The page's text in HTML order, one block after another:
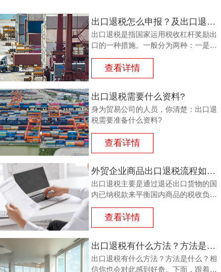
出口退税怎么申报？及出口退税怎么进行填写增值税申报表?
出口退税是指国家运用税收杠杆奖励出
口的一种措施。一般分为两种：一是退
或半成品，加工制成产品出口时，退还
其已纳的进口税。
查看详情
出口退税需要什么资料?
身为贸易公司的人员，你清楚：出口退
税需要准备什么资料?
查看详情
外贸企业商品出口退税流程如何？鸿裕以鞋业公司申请出口退税为例
出口退税主要是通过退还出口货物的国
内已纳税款来平衡国内商品的税收负
品出口退税流程如何？能退多少？广州
鸿裕财税以下用案例说明。
查看详情
出口退税有什么方法？方法是什么？
出口退税有什么方法？方法是什么？相
信你也会对此感到好奇。下面，跟着广